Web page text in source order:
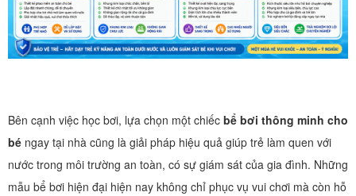
Bên cạnh việc học bơi, lựa chọn một chiếc bể bơi thông minh cho
bé ngay tại nhà cũng là giải pháp hiệu quả giúp trẻ làm quen với
nước trong môi trường an toàn, có sự giám sát của gia đình. Những
mẫu bể bơi hiện đại hiện nay không chỉ phục vụ vui chơi mà còn hỗ